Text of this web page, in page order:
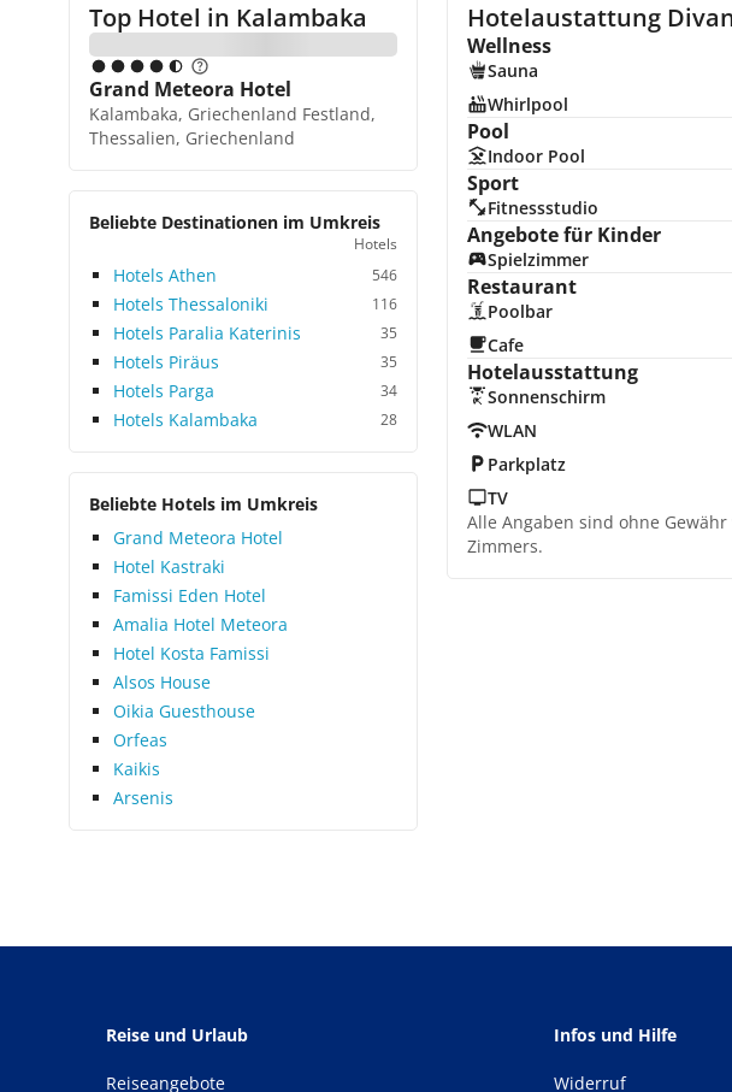
Top Hotel in Kalambaka
Grand Meteora Hotel
Kalambaka, Griechenland Festland,
Thessalien, Griechenland
Beliebte Destinationen im Umkreis
Hotels
Hotels Athen 546
Hotels Thessaloniki 116
Hotels Paralia Katerinis 35
Hotels Piräus 35
Hotels Parga 34
Hotels Kalambaka 28
Beliebte Hotels im Umkreis
Grand Meteora Hotel
Hotel Kastraki
Famissi Eden Hotel
Amalia Hotel Meteora
Hotel Kosta Famissi
Alsos House
Oikia Guesthouse
Orfeas
Kaikis
Arsenis
Hotelaustattung
Wellness
Sauna
Whirlpool
Pool
Indoor Pool
Sport
Fitnessstudio
Angebote für Kinder
Spielzimmer
Restaurant
Poolbar
Cafe
Hotelausstattung
Sonnenschirm
WLAN
Parkplatz
TV
Alle Angaben sind ohne
Zimmers.
Reise und Urlaub
Reiseangebote
Infos und Hilfe
Widerruf